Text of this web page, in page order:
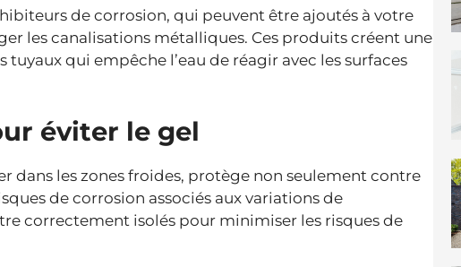
de corrosion, qui peuvent être ajoutés à votre
les canalisations métalliques. Ces produits créent une
qui empêche l’eau de réagir avec les surfaces
éviter le gel
dans les zones froides, protège non seulement contre
de corrosion associés aux variations de
correctement isolés pour minimiser les risques de